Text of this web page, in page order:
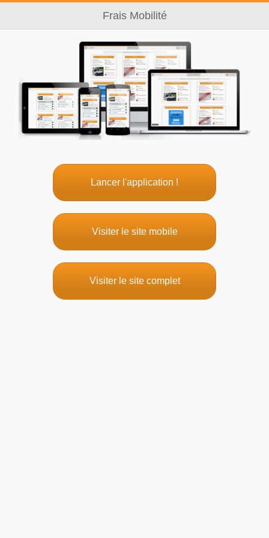
Frais Mobilité
Lancer l'application !
Visiter le site mobile
Visiter le site complet